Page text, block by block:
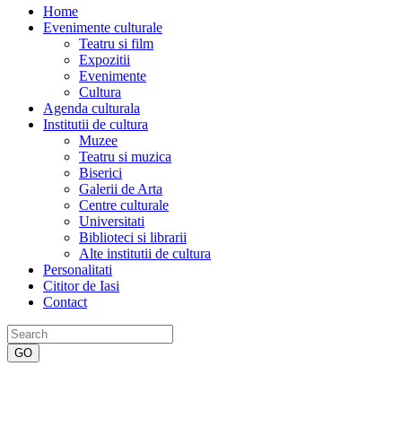
Home
Evenimente culturale
Teatru si film
Expozitii
Evenimente
Cultura
Agenda culturala
Institutii de cultura
Muzee
Teatru si muzica
Biserici
Galerii de Arta
Centre culturale
Universitati
Biblioteci si librarii
Alte institutii de cultura
Personalitati
Cititor de Iasi
Contact